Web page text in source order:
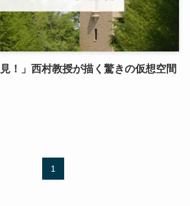
見！」西村教授が描く驚きの仮想空間
1